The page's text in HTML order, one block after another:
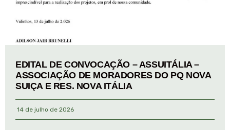
EDITAL DE CONVOCAÇÃO – ASSUITÁLIA –
ASSOCIAÇÃO DE MORADORES DO PQ NOVA
SUIÇA E RES. NOVA ITÁLIA
14 de julho de 2026